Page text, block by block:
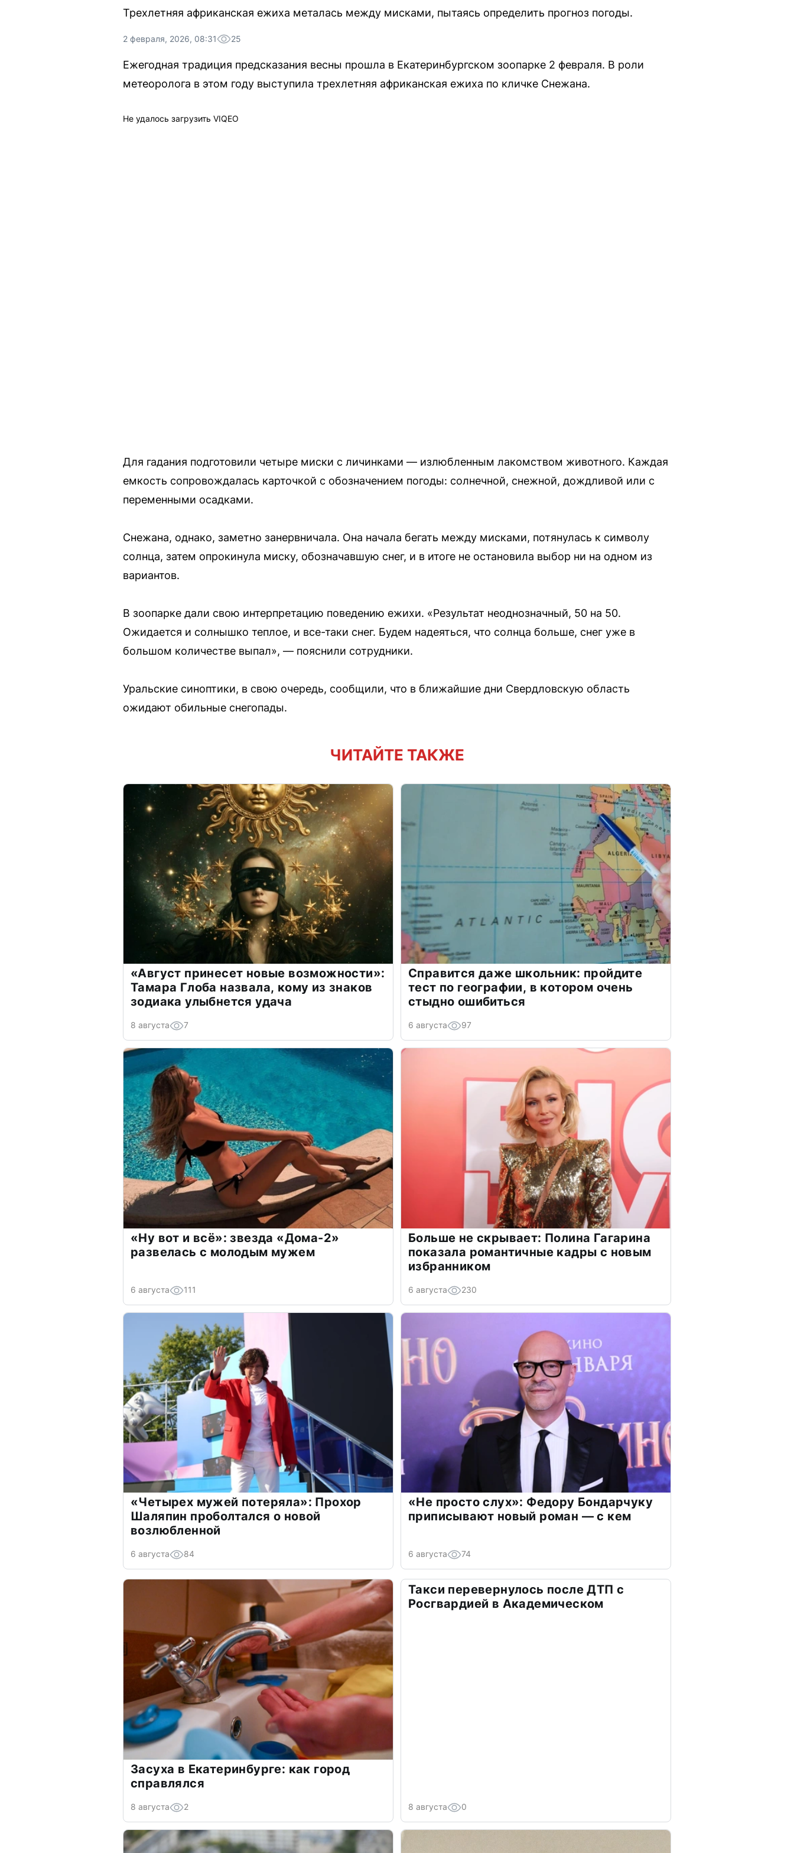
Трехлетняя африканская ежиха металась между мисками, пытаясь определить прогноз погоды.
2 февраля, 2026, 08:31 25
Ежегодная традиция предсказания весны прошла в Екатеринбургском зоопарке 2 февраля. В роли
метеоролога в этом году выступила трехлетняя африканская ежиха по кличке Снежана.
Не удалось загрузить VIQEO
Для гадания подготовили четыре миски с личинками — излюбленным лакомством животного. Каждая
емкость сопровождалась карточкой с обозначением погоды: солнечной, снежной, дождливой или с
переменными осадками.
Снежана, однако, заметно занервничала. Она начала бегать между мисками, потянулась к символу
солнца, затем опрокинула миску, обозначавшую снег, и в итоге не остановила выбор ни на одном из
вариантов.
В зоопарке дали свою интерпретацию поведению ежихи. «Результат неоднозначный, 50 на 50.
Ожидается и солнышко теплое, и все-таки снег. Будем надеяться, что солнца больше, снег уже в
большом количестве выпал», — пояснили сотрудники.
Уральские синоптики, в свою очередь, сообщили, что в ближайшие дни Свердловскую область
ожидают обильные снегопады.
ЧИТАЙТЕ ТАКЖЕ
«Август принесет новые возможности»:
Тамара Глоба назвала, кому из знаков
зодиака улыбнется удача
8 августа 7
Справится даже школьник: пройдите
тест по географии, в котором очень
стыдно ошибиться
6 августа 97
«Ну вот и всё»: звезда «Дома-2»
развелась с молодым мужем
6 августа 111
Больше не скрывает: Полина Гагарина
показала романтичные кадры с новым
избранником
6 августа 230
«Четырех мужей потеряла»: Прохор
Шаляпин проболтался о новой
возлюбленной
6 августа 84
«Не просто слух»: Федору Бондарчуку
приписывают новый роман — с кем
6 августа 74
Засуха в Екатеринбурге: как город
справлялся
8 августа 2
Такси перевернулось после ДТП с
Росгвардией в Академическом
8 августа 0